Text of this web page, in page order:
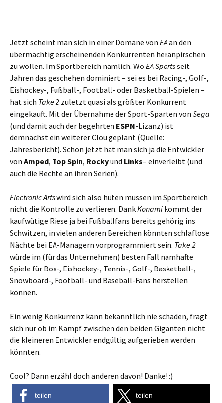
Jetzt scheint man sich in einer Domäne von EAan den
übermächtig erscheinenden Konkurrenten heranpirschen
zu wollen. Im Sportbereich nämlich. Wo EA Sportsseit
Jahren das geschehen dominiert – sei es bei Racing-, Golf-,
Eishockey-, Fußball-, Football- oder Basketball-Spielen –
hat sich Take 2 zuletzt quasi als größter Konkurrent
eingekauft. Mit der Übernahme der Sport-Sparten von Sega
(und damit auch der begehrten ESPN-Lizanz) ist
demnächst ein weiterer Clou geplant (Quelle:
Jahresbericht). Schon jetzt hat man sich ja die Entwickler
von Amped, Top Spin, Rockyund Links– einverleibt (und
auch die Rechte an ihren Serien).
Electronic Artswird sich also hüten müssen im Sportbereich
nicht die Kontrolle zu verlieren. DankKonami kommt der
kaufwütige Riese ja bei Fußballfans bereits gehörig ins
Schwitzen, in vielen anderen Bereichen könnten schlaflose
Nächte bei EA-Managern vorprogrammiert sein. Take 2
würde im (für das Unternehmen) besten Fall namhafte
Spiele für Box-, Eishockey-, Tennis-, Golf-, Basketball-,
Snowboard-, Football- und Baseball-Fans herstellen
können.
Ein wenig Konkurrenz kann bekanntlich nie schaden, fragt
sich nur ob im Kampf zwischen den beiden Giganten nicht
die kleineren Entwickler endgültig aufgerieben werden
könnten.
Cool? Dann erzähl doch anderen davon! Danke! :)
teilen teilen